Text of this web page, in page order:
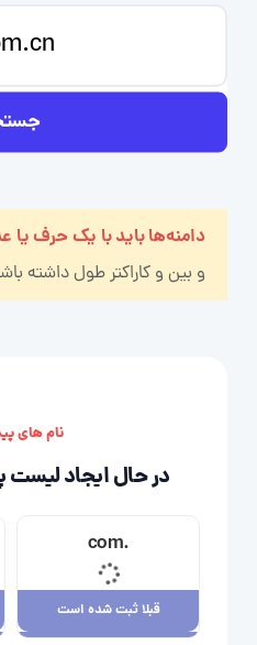
دامنه‌ها باید با یک حرف یا
و بین و کاراکتر طول داشته
نام های
در حال ایجاد لیست
.com
قبلا ثبت شده است